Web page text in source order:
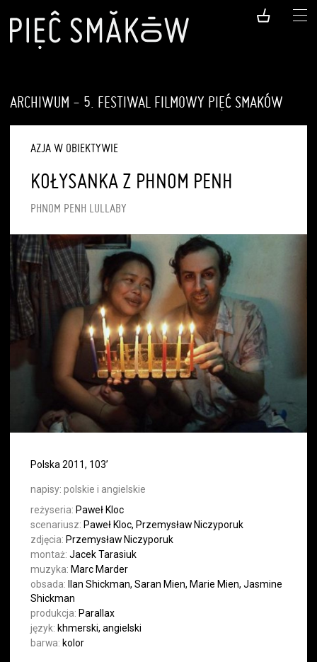
ARCHIWUM - 5. FESTIWAL FILMOWY PIĘĆ SMAKÓW
AZJA W OBIEKTYWIE
KOŁYSANKA Z PHNOM PENH
PHNOM PENH LULLABY
Polska 2011, 103’
napisy: polskie i angielskie
reżyseria: Paweł Kloc
scenariusz: Paweł Kloc, Przemysław Niczyporuk
zdjęcia: Przemysław Niczyporuk
montaż:Jacek Tarasiuk
muzyka: Marc Marder
obsada:
Ilan Shickman, Saran Mien, Marie Mien, Jasmine
Shickman
produkcja: Parallax
język: khmerski, angielski
barwa: kolor